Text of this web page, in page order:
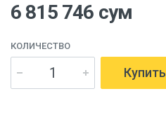
6 815 746 сум
КОЛИЧЕСТВО
Купить